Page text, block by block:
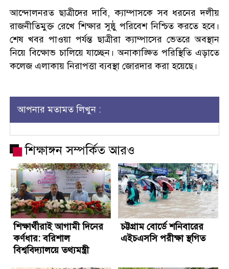
আন্দোলনরত ছাত্রীদের দাবি, ক্যাম্পাসকে সব ধরনের দলীয়
রাজনীতিমুক্ত রেখে শিক্ষার সুষ্ঠু পরিবেশ নিশ্চিত করতে হবে।
শেষ খবর পাওয়া পর্যন্ত ছাত্রীরা ক্যাম্পাসের ভেতরে অবস্থান
নিয়ে বিক্ষোভ চালিয়ে যাচ্ছেন। অনাকাঙ্ক্ষিত পরিস্থিতি এড়াতে
কলেজ এলাকায় নিরাপত্তা ব্যবস্থা জোরদার করা হয়েছে।
আপনার মতামত লিখুন :
শিক্ষাঙ্গন সম্পর্কিত আরও
শিক্ষার্থীরাই আগামী দিনের
কর্ণধার: বরিশাল
বিশ্ববিদ্যালয়ে তথ্যমন্ত্রী
চট্টগ্রাম বোর্ডে শনিবারের
এইচএসসি পরীক্ষা স্থগিত